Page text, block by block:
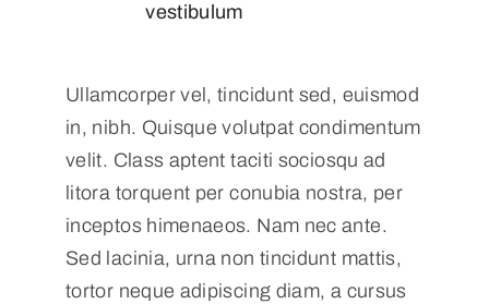
vestibulum
Ullamcorper vel, tincidunt sed, euismod
in, nibh. Quisque volutpat condimentum
velit. Class aptent taciti sociosqu ad
litora torquent per conubia nostra, per
inceptos himenaeos. Nam nec ante.
Sed lacinia, urna non tincidunt mattis,
tortor neque adipiscing diam, a cursus